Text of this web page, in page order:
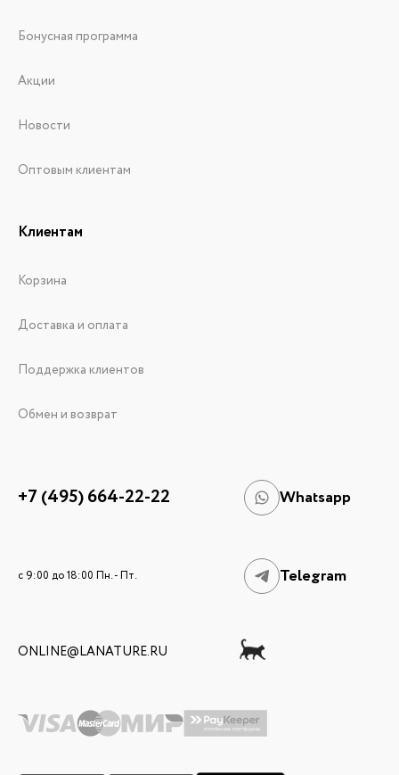
Бонусная программа
Акции
Новости
Оптовым клиентам
Клиентам
Корзина
Доставка и оплата
Поддержка клиентов
Обмен и возврат
+7 (495) 664-22-22 Whatsapp
c 9:00 до 18:00 Пн. - Пт. Telegram
ONLINE@LANATURE.RU